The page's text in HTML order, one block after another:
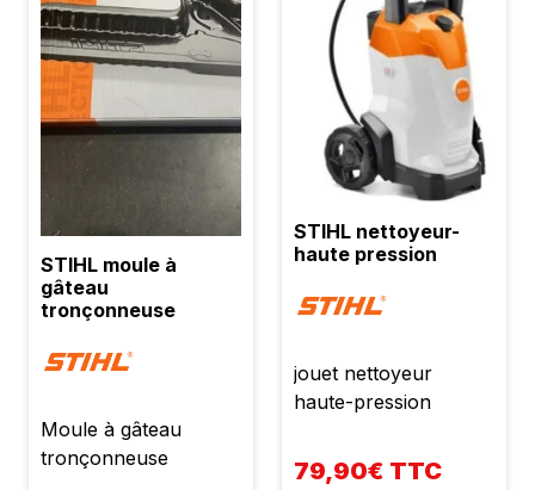
STIHL moule à
gâteau
tronçonneuse
Moule à gâteau
tronçonneuse
STIHL nettoyeur-
haute pression
jouet nettoyeur
haute-pression
79,90€ TTC